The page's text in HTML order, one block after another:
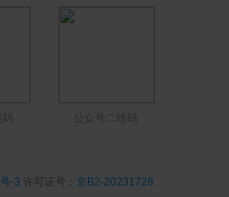
公众号二维码
-3 许可证号： 京B2-20231728